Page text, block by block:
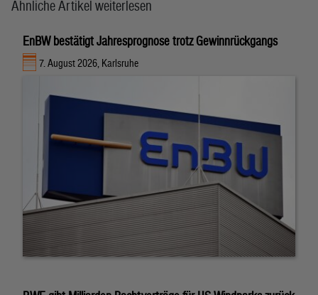
Ähnliche Artikel weiterlesen
EnBW bestätigt Jahresprognose trotz Gewinnrückgangs
7. August 2026, Karlsruhe